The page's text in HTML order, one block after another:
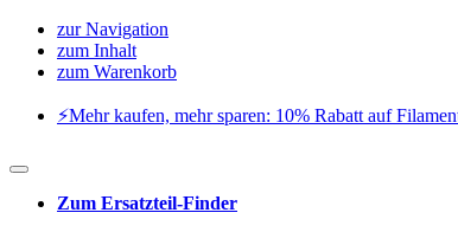
zur Navigation
zum Inhalt
zum Warenkorb
⚡️Mehr kaufen, mehr sparen: 10% Rabatt auf
Zum Ersatzteil-Finder